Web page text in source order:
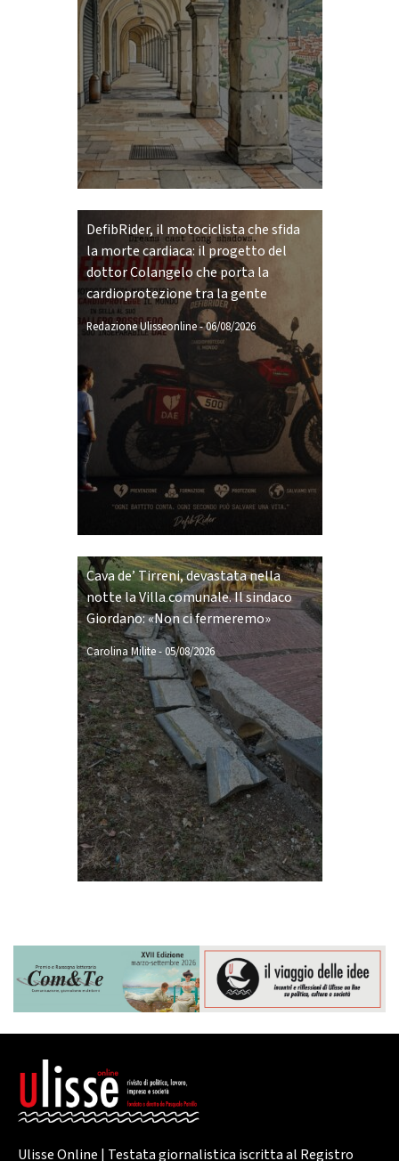
DefibRider, il motociclista che sfida
la morte cardiaca: il progetto del
dottor Colangelo che porta la
cardioprotezione tra la gente
Redazione Ulisseonline-06/08/2026
Cava de’ Tirreni, devastata nella
notte la Villa comunale. Il sindaco
Giordano: «Non ci fermeremo»
Carolina Milite- 05/08/2026
Ulisse Online | Testata giornalistica iscritta al Registro